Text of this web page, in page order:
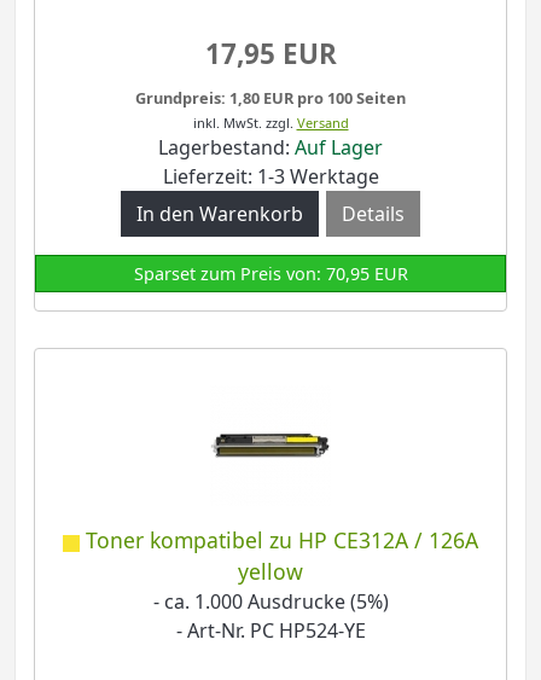
17,95 EUR
Grundpreis: 1,80 EUR pro 100 Seiten
inkl. MwSt. zzgl. Versand
Lagerbestand: Auf Lager
Lieferzeit: 1-3 Werktage
Details
Sparset zum Preis von: 70,95 EUR
Toner kompatibel zu HP CE312A / 126A
yellow
- ca. 1.000 Ausdrucke (5%)
- Art-Nr. PC HP524-YE